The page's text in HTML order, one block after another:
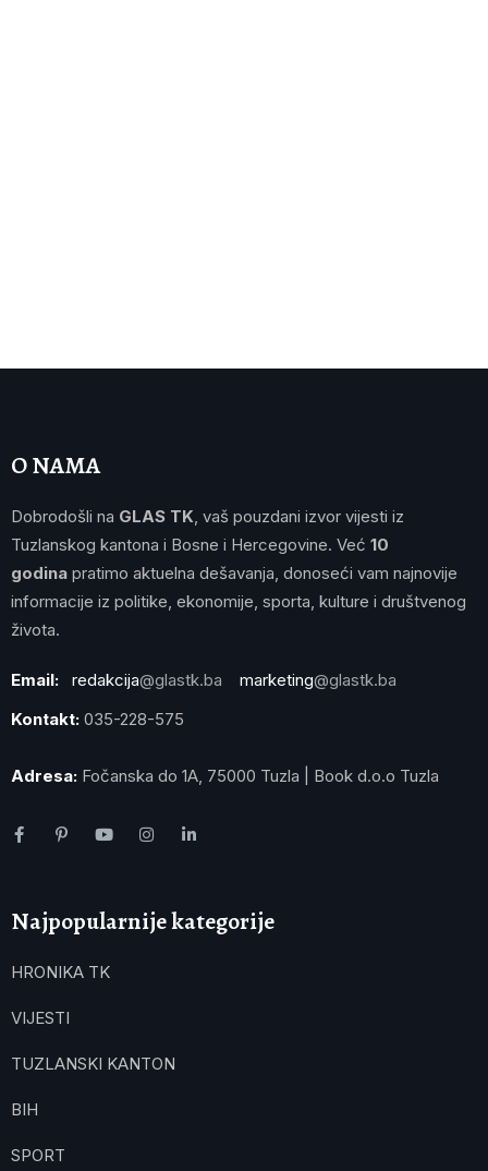
O NAMA
Dobrodošli na GLAS TK , vaš pouzdani izvor vijesti iz
Tuzlanskog kantona i Bosne i Hercegovine. Već 10
godina pratimo aktuelna dešavanja, donoseći vam najnovije
informacije iz politike, ekonomije, sporta, kulture i društvenog
života.
Email: redakcija@glastk.ba marketing@glastk.ba
Kontakt: 035-228-575
Adresa: Fočanska do 1A, 75000 Tuzla | Book d.o.o Tuzla
Najpopularnije kategorije
HRONIKA TK
VIJESTI
TUZLANSKI KANTON
BIH
SPORT